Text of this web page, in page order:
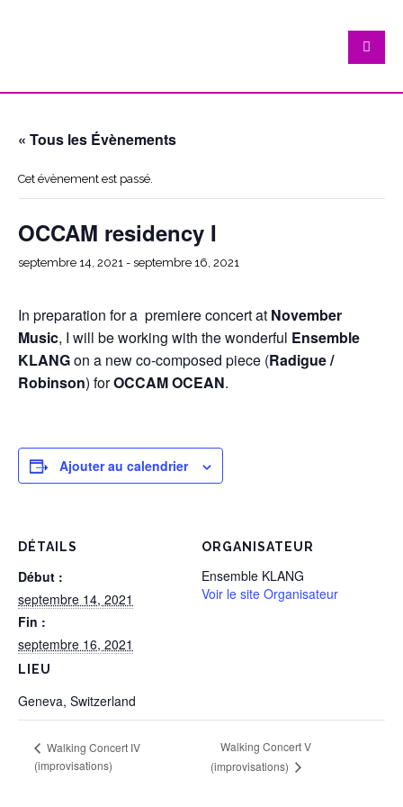
« Tous les Évènements
Cet évènement est passé.
OCCAM residency I
septembre 14, 2021 - septembre 16, 2021
In preparation for a premiere concert at November
Music, I will be working with the wonderful Ensemble
KLANGon a new co-composed piece (Radigue /
Robinson) forOCCAM OCEAN.
Ajouter au calendrier
DÉTAILS
Début :
septembre 14, 2021
Fin :
septembre 16, 2021
LIEU
Geneva, Switzerland
ORGANISATEUR
Ensemble KLANG
Voir le site Organisateur
Walking Concert IV
(improvisations)
Walking Concert V
(improvisations)